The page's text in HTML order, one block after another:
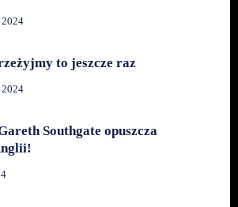
to jeszcze raz
Southgate opuszcza